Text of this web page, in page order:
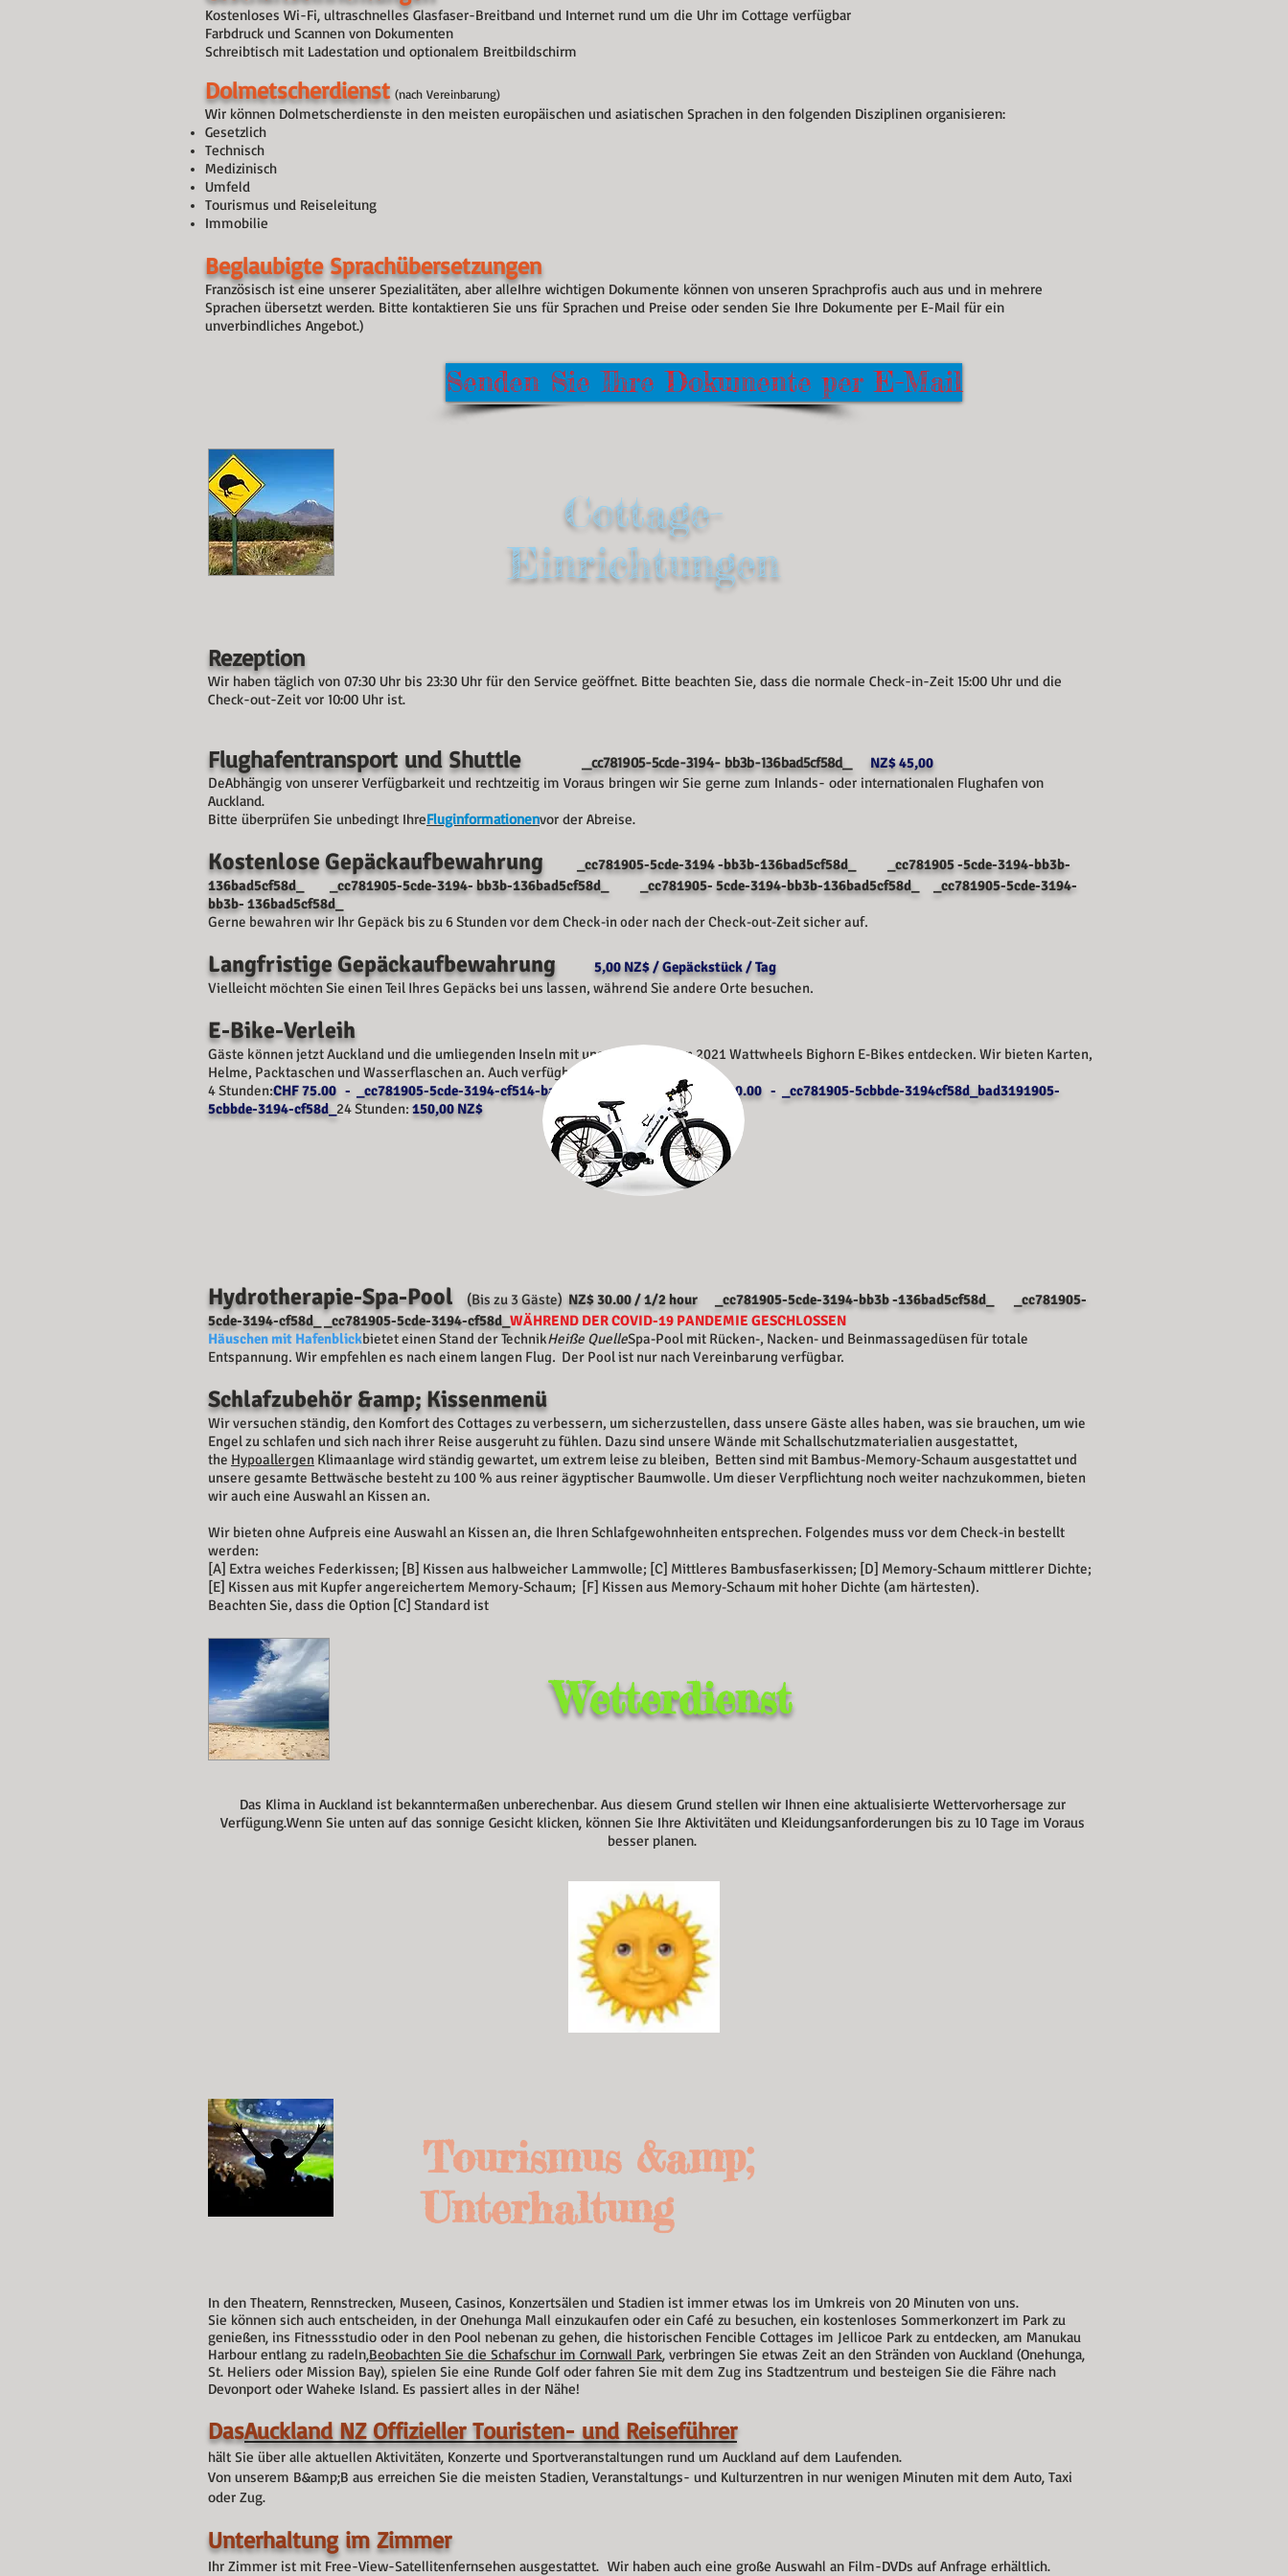
Kostenloses Wi-Fi, ultraschnelles Glasfaser-Breitband und Internet rund um die Uhr im Cottage verfügbar
Farbdruck und Scannen von Dokumenten
Schreibtisch mit Ladestation und optionalem Breitbildschirm
Dolmetscherdienst (nach Vereinbarung)
Wir können Dolmetscherdienste in den meisten europäischen und asiatischen Sprachen in den folgenden Disziplinen organisieren:
Gesetzlich
Technisch
Medizinisch
Umfeld
Tourismus und Reiseleitung
Immobilie
Beglaubigte Sprachübersetzungen
Französisch ist eine unserer Spezialitäten, aber alleIhre wichtigen Dokumente können von unseren Sprachprofis auch aus und in mehrere
Sprachen übersetzt werden. Bitte kontaktieren Sie uns für Sprachen und Preise oder senden Sie Ihre Dokumente per E-Mail für ein
unverbindliches Angebot.)
Senden Sie Ihre Dokumente per E-Mail
Cottage-
Einrichtungen
Rezeption
Wir haben täglich von 07:30 Uhr bis 23:30 Uhr für den Service geöffnet. Bitte beachten Sie, dass die normale Check-in-Zeit 15:00 Uhr und die
Check-out-Zeit vor 10:00 Uhr ist.
Flughafentransport und Shuttle _cc781905-5cde-3194- bb3b-136bad5cf58d_
NZ$ 45,00
DeAbhängig von unserer Verfügbarkeit und rechtzeitig im Voraus bringen wir Sie gerne zum Inlands- oder internationalen Flughafen von
Auckland.
Bitte überprüfen Sie unbedingt IhreFluginformationenvor der Abreise.
Kostenlose Gepäckaufbewahrung
_cc781905-5cde-3194 -bb3b-136bad5cf58d_ _cc781905 -5cde-3194-bb3b-
136bad5cf58d_ _cc781905-5cde-3194- bb3b-136bad5cf58d_ _cc781905- 5cde-3194-bb3b-136bad5cf58d_ _cc781905-5cde-3194-
bb3b- 136bad5cf58d_
Gerne bewahren wir Ihr Gepäck bis zu 6 Stunden vor dem Check-in oder nach der Check-out-Zeit sicher auf.
Langfristige Gepäckaufbewahrung
5,00 NZ$ / Gepäckstück / Tag
Vielleicht möchten Sie einen Teil Ihres Gepäcks bei uns lassen, während Sie andere Orte besuchen.
E-Bike-Verleih
Gäste können jetzt Auckland und die umliegenden Inseln mit unseren neuesten 2021 Wattwheels Bighorn E-Bikes entdecken. Wir bieten Karten,
Helme, Packtaschen und Wasserflaschen an. Auch verfügbar für 1/2 Tagesmieten.
4 Stunden:CHF 75.00 - _cc781905-5cde-3194-cf514-bad3194-bad 8 Stunden:CHF 100.00 - _cc781905-5cbbde-3194cf58d_bad3191905-
5cbbde-3194-cf58d_ 24 Stunden: 150,00 NZ$
Hydrotherapie-Spa-Pool (Bis zu 3 Gäste) NZ$ 30.00 / 1/2 hour _cc781905-5cde-3194-bb3b -136bad5cf58d_ _cc781905-
5cde-3194-cf58d_ _cc781905-5cde-3194-cf58d_ WÄHREND DER COVID-19 PANDEMIE GESCHLOSSEN
Häuschen mit Hafenblickbietet einen Stand der TechnikHeiße QuelleSpa-Pool mit Rücken-, Nacken- und Beinmassagedüsen für totale
Entspannung. Wir empfehlen es nach einem langen Flug. Der Pool ist nur nach Vereinbarung verfügbar.
Schlafzubehör &amp; Kissenmenü
Wir versuchen ständig, den Komfort des Cottages zu verbessern, um sicherzustellen, dass unsere Gäste alles haben, was sie brauchen, um wie
Engel zu schlafen und sich nach ihrer Reise ausgeruht zu fühlen. Dazu sind unsere Wände mit Schallschutzmaterialien ausgestattet,
the Hypoallergen Klimaanlage wird ständig gewartet, um extrem leise zu bleiben, Betten sind mit Bambus-Memory-Schaum ausgestattet und
unsere gesamte Bettwäsche besteht zu 100 % aus reiner ägyptischer Baumwolle. Um dieser Verpflichtung noch weiter nachzukommen, bieten
wir auch eine Auswahl an Kissen an.
Wir bieten ohne Aufpreis eine Auswahl an Kissen an, die Ihren Schlafgewohnheiten entsprechen. Folgendes muss vor dem Check-in bestellt
werden:
[A] Extra weiches Federkissen; [B] Kissen aus halbweicher Lammwolle; [C] Mittleres Bambusfaserkissen; [D] Memory-Schaum mittlerer Dichte;
[E] Kissen aus mit Kupfer angereichertem Memory-Schaum; [F] Kissen aus Memory-Schaum mit hoher Dichte (am härtesten).
Beachten Sie, dass die Option [C] Standard ist
Wetterdienst
Das Klima in Auckland ist bekanntermaßen unberechenbar. Aus diesem Grund stellen wir Ihnen eine aktualisierte Wettervorhersage zur
Verfügung.Wenn Sie unten auf das sonnige Gesicht klicken, können Sie Ihre Aktivitäten und Kleidungsanforderungen bis zu 10 Tage im Voraus
besser planen.
Tourismus &amp;
Unterhaltung
In den Theatern, Rennstrecken, Museen, Casinos, Konzertsälen und Stadien ist immer etwas los im Umkreis von 20 Minuten von uns.
Sie können sich auch entscheiden, in der Onehunga Mall einzukaufen oder ein Café zu besuchen, ein kostenloses Sommerkonzert im Park zu
genießen, ins Fitnessstudio oder in den Pool nebenan zu gehen, die historischen Fencible Cottages im Jellicoe Park zu entdecken, am Manukau
Harbour entlang zu radeln,Beobachten Sie die Schafschur im Cornwall Park, verbringen Sie etwas Zeit an den Stränden von Auckland (Onehunga,
St. Heliers oder Mission Bay), spielen Sie eine Runde Golf oder fahren Sie mit dem Zug ins Stadtzentrum und besteigen Sie die Fähre nach
Devonport oder Waheke Island. Es passiert alles in der Nähe!
DasAuckland NZ Offizieller Touristen- und Reiseführer
hält Sie über alle aktuellen Aktivitäten, Konzerte und Sportveranstaltungen rund um Auckland auf dem Laufenden.
Von unserem B&amp;B aus erreichen Sie die meisten Stadien, Veranstaltungs- und Kulturzentren in nur wenigen Minuten mit dem Auto, Taxi
oder Zug.
Unterhaltung im Zimmer
Ihr Zimmer ist mit Free-View-Satellitenfernsehen ausgestattet. Wir haben auch eine große Auswahl an Film-DVDs auf Anfrage erhältlich.